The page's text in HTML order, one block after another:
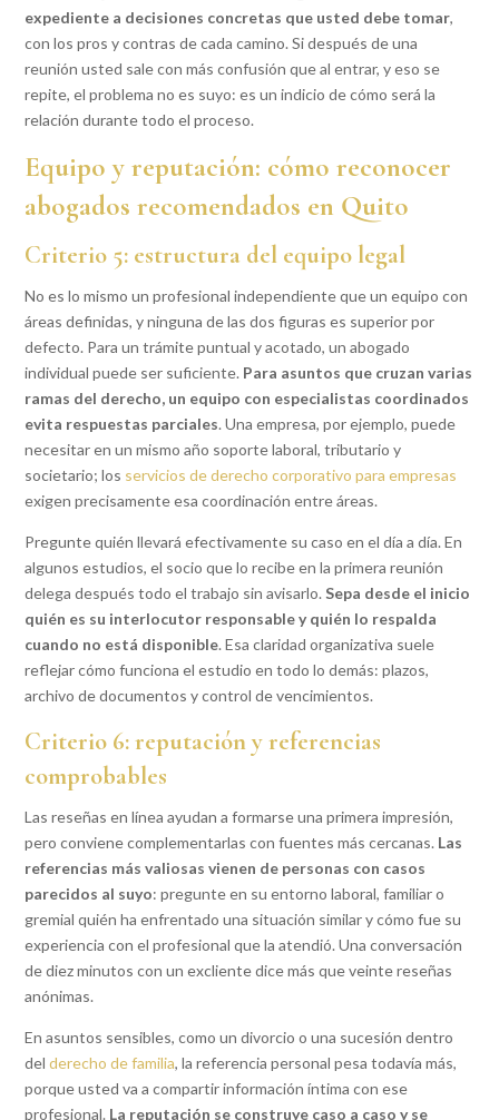
expediente a decisiones concretas que usted debe tomar,
con los pros y contras de cada camino. Si después de una
reunión usted sale con más confusión que al entrar, y eso se
repite, el problema no es suyo: es un indicio de cómo será la
relación durante todo el proceso.
Equipo y reputación: cómo reconocer
abogados recomendados en Quito
Criterio 5: estructura del equipo legal
No es lo mismo un profesional independiente que un equipo con
áreas definidas, y ninguna de las dos figuras es superior por
defecto. Para un trámite puntual y acotado, un abogado
individual puede ser suficiente. Para asuntos que cruzan varias
ramas del derecho, un equipo con especialistas coordinados
evita respuestas parciales. Una empresa, por ejemplo, puede
necesitar en un mismo año soporte laboral, tributario y
societario; los servicios de derecho corporativo para empresas
exigen precisamente esa coordinación entre áreas.
Pregunte quién llevará efectivamente su caso en el día a día. En
algunos estudios, el socio que lo recibe en la primera reunión
delega después todo el trabajo sin avisarlo.Sepa desde el inicio
quién es su interlocutor responsable y quién lo respalda
cuando no está disponible. Esa claridad organizativa suele
reflejar cómo funciona el estudio en todo lo demás: plazos,
archivo de documentos y control de vencimientos.
Criterio 6: reputación y referencias
comprobables
Las reseñas en línea ayudan a formarse una primera impresión,
pero conviene complementarlas con fuentes más cercanas. Las
referencias más valiosas vienen de personas con casos
parecidos al suyo: pregunte en su entorno laboral, familiar o
gremial quién ha enfrentado una situación similar y cómo fue su
experiencia con el profesional que la atendió. Una conversación
de diez minutos con un excliente dice más que veinte reseñas
anónimas.
En asuntos sensibles, como un divorcio o una sucesión dentro
delderecho de familia, la referencia personal pesa todavía más,
porque usted va a compartir información íntima con ese
profesional. La reputación se construye caso a caso y se